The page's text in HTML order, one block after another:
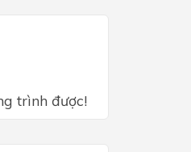
trình được!